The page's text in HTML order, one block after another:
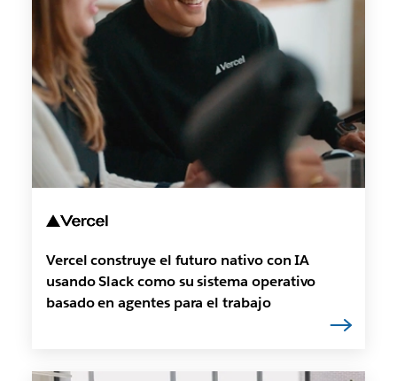
Vercel construye el futuro nativo con IA
usando Slack como su sistema operativo
basado en agentes para el trabajo